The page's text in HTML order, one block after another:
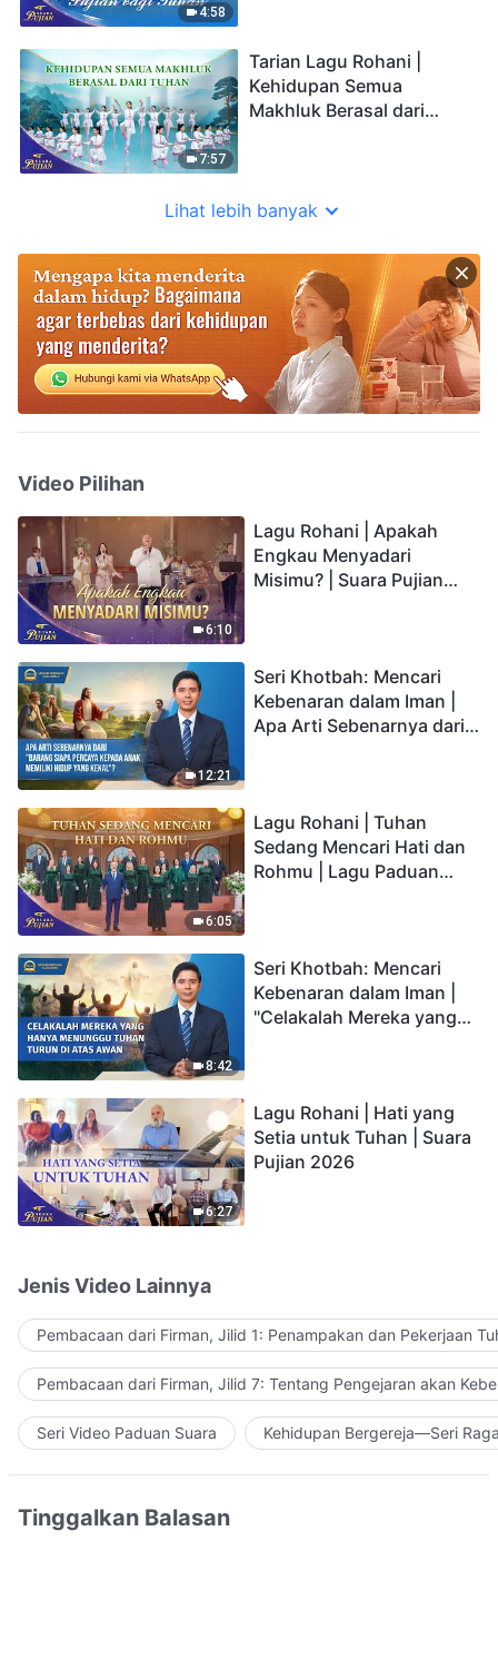
4:58
7:57
Tarian Lagu Rohani |
Kehidupan Semua
Makhluk Berasal dari
Lihat lebih banyak
Video Pilihan
6:10
Lagu Rohani | Apakah
Engkau Menyadari
Misimu? | Suara Pujian
12:21
Seri Khotbah: Mencari
Kebenaran dalam Iman |
Apa Arti Sebenarnya dari
6:05
Lagu Rohani | Tuhan
Sedang Mencari Hati dan
Rohmu | Lagu Paduan
8:42
Seri Khotbah: Mencari
Kebenaran dalam Iman |
"Celakalah Mereka yang
6:27
Lagu Rohani | Hati yang
Setia untuk Tuhan | Suara
Pujian 2026
Jenis Video Lainnya
Pembacaan dari Firman, Jilid 1: Penampakan dan Pekerjaan
Pembacaan dari Firman, Jilid 7: Tentang Pengejaran akan
Seri Video Paduan Suara Kehidupan Bergereja—Seri
Tinggalkan Balasan